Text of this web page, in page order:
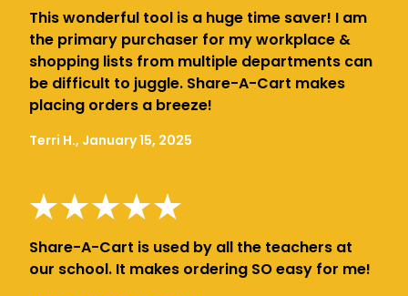
This wonderful tool is a huge time saver! I am
the primary purchaser for my workplace &
shopping lists from multiple departments can
be difficult to juggle. Share-A-Cart makes
placing orders a breeze!
Terri H., January 15, 2025
Share-A-Cart is used by all the teachers at
our school. It makes ordering SO easy for me!